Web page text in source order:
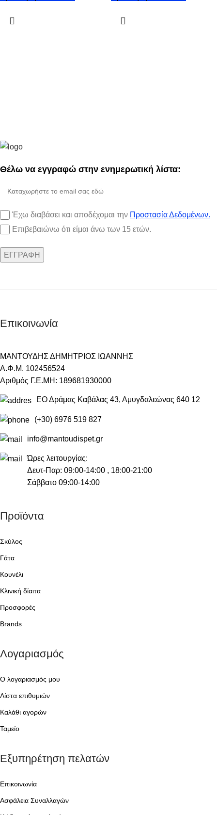
Θέλω να εγγραφώ στην ενημερωτική λίστα:
Έχω διαβάσει και αποδέχομαι την Προστασία Δεδομένων.
Επιβεβαιώνω ότι είμαι άνω των 15 ετών.
Επικοινωνία
ΜΑΝΤΟΥΔΗΣ ΔΗΜΗΤΡΙΟΣ ΙΩΑΝΝΗΣ
Α.Φ.Μ. 102456524
Αριθμός Γ.Ε.ΜΗ: 189681930000
ΕΟ Δράμας Καβάλας 43, Αμυγδαλεώνας 640 12
(+30) 6976 519 827
info@mantoudispet.gr
Ώρες λειτουργίας:
Δευτ-Παρ: 09:00-14:00 , 18:00-21:00
Σάββατο 09:00-14:00
Προϊόντα
Σκύλος
Γάτα
Κουνέλι
Κλινική δίαιτα
Προσφορές
Brands
Λογαριασμός
Ο λογαριασμός μου
Λίστα επιθυμιών
Καλάθι αγορών
Ταμείο
Εξυπηρέτηση πελατών
Επικοινωνία
Ασφάλεια Συναλλαγών